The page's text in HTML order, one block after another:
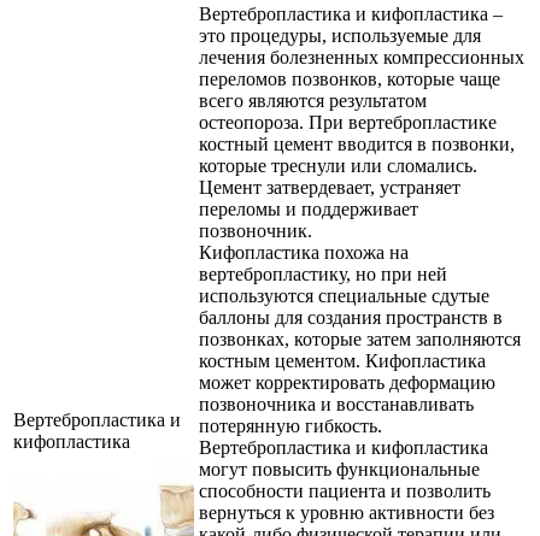
Вертебропластика и
кифопластика
Вертебропластика и кифопластика –
это процедуры, используемые для
лечения болезненных компрессионных
переломов позвонков, которые чаще
всего являются результатом
остеопороза. При вертебропластике
костный цемент вводится в позвонки,
которые треснули или сломались.
Цемент затвердевает, устраняет
переломы и поддерживает
позвоночник.
Кифопластика похожа на
вертебропластику, но при ней
используются специальные сдутые
баллоны для создания пространств в
позвонках, которые затем заполняются
костным цементом. Кифопластика
может корректировать деформацию
позвоночника и восстанавливать
потерянную гибкость.
Вертебропластика и кифопластика
могут повысить функциональные
способности пациента и позволить
вернуться к уровню активности без